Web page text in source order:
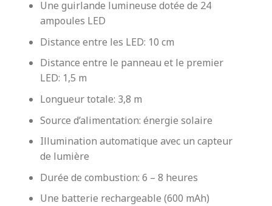
Une guirlande lumineuse dotée de 24
ampoules LED
Distance entre les LED: 10 cm
Distance entre le panneau et le premier
LED: 1,5 m
Longueur totale: 3,8 m
Source d’alimentation: énergie solaire
Illumination automatique avec un capteur
de lumière
Durée de combustion: 6 – 8 heures
Une batterie rechargeable (600 mAh)